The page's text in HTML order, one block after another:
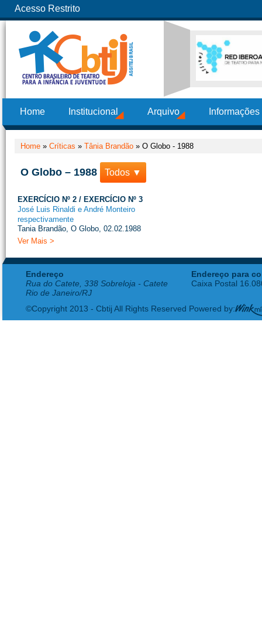
Acesso Restrito
Home Institucional Arquivo
Home » Críticas » Tânia Brandão » O Globo - 1988
O Globo – 1988 Todos ▼
EXERCÍCIO Nº 2 / EXERCÍCIO Nº 3
José Luis Rinaldi e André Monteiro
respectivamente
Tania Brandão, O Globo, 02.02.1988
Ver Mais >
Endereço
Rua do Catete, 338 Sobreloja - Catete
Rio de Janeiro/RJ
Endereço para
Caixa Postal
©Copyright 2013 - Cbtij All Rights Reserved Powered by: